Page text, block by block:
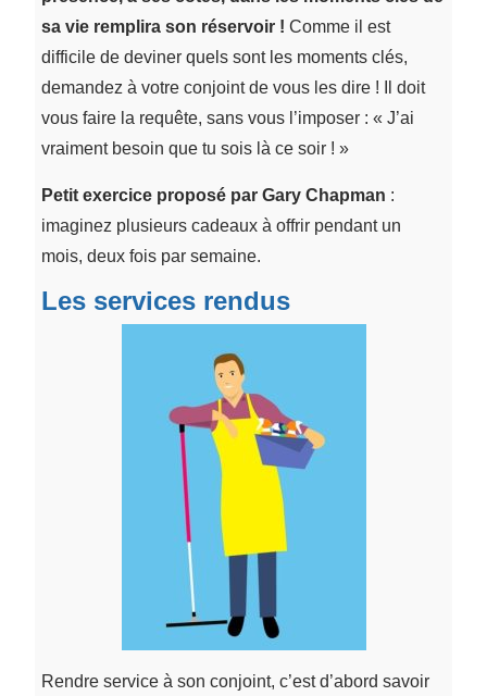
sa vie remplira son réservoir ! Comme il est
difficile de deviner quels sont les moments clés,
demandez à votre conjoint de vous les dire ! Il doit
vous faire la requête, sans vous l’imposer : « J’ai
vraiment besoin que tu sois là ce soir ! »
Petit exercice proposé par Gary Chapman :
imaginez plusieurs cadeaux à offrir pendant un
mois, deux fois par semaine.
Les services rendus
Rendre service à son conjoint, c’est d’abord savoir